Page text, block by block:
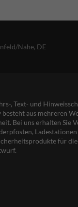
Nahe, DE
, Text- und
aus mehreren
Bei uns erhalten Sie
für